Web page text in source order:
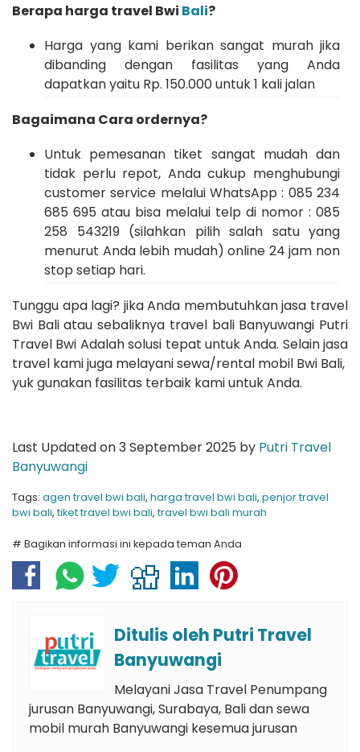
Berapa harga travel Bwi Bali?
Harga yang kami berikan sangat murah jika
dibanding dengan fasilitas yang Anda
dapatkan yaitu Rp. 150.000 untuk 1 kali jalan
Bagaimana Cara ordernya?
Untuk pemesanan tiket sangat mudah dan
tidak perlu repot, Anda cukup menghubungi
customer service melalui WhatsApp : 085 234
685 695 atau bisa melalui telp di nomor : 085
258 543219 (silahkan pilih salah satu yang
menurut Anda lebih mudah) online 24 jam non
stop setiap hari.
Tunggu apa lagi? jika Anda membutuhkan jasa travel
Bwi Bali atau sebaliknya travel bali Banyuwangi Putri
Travel Bwi Adalah solusi tepat untuk Anda. Selain jasa
travel kami juga melayani sewa/rental mobil Bwi Bali,
yuk gunakan fasilitas terbaik kami untuk Anda.
Last Updated on 3 September 2025 by Putri Travel
Banyuwangi
Tags: agen travel bwi bali, harga travel bwi bali, penjor travel
bwi bali, tiket travel bwi bali, travel bwi bali murah
# Bagikan informasi ini kepada teman Anda
Ditulis oleh Putri Travel
Banyuwangi
Melayani Jasa Travel Penumpang
jurusan Banyuwangi, Surabaya, Bali dan sewa
mobil murah Banyuwangi kesemua jurusan